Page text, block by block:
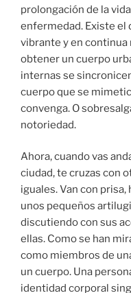
prolongación de la
enfermedad. Existe el
vibrante y en
obtener un cuerpo
internas se
cuerpo que se
convenga. O
notoriedad.
Ahora, cuando vas
ciudad, te cruzas con
iguales. Van con
unos pequeños
discutiendo con sus
ellas. Como se han
como miembros de
un cuerpo. Una
identidad corporal